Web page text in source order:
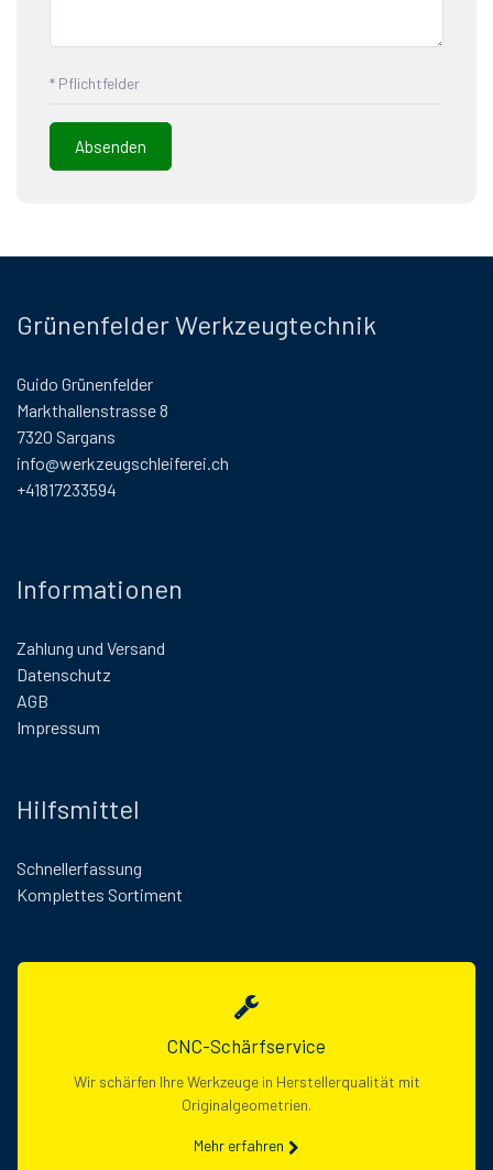
* Pflichtfelder
Grünenfelder Werkzeugtechnik
Guido Grünenfelder
Markthallenstrasse 8
7320 Sargans
info@werkzeugschleiferei.ch
+41817233594
Informationen
Zahlung und Versand
Datenschutz
AGB
Impressum
Hilfsmittel
Schnellerfassung
Komplettes Sortiment
CNC-Schärfservice
Wir schärfen Ihre Werkzeuge in Herstellerqualität mit
Originalgeometrien.
Mehr erfahren